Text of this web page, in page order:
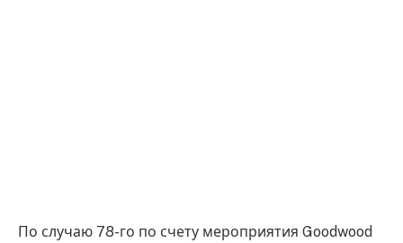
По случаю 78-го по счету мероприятия Goodwood